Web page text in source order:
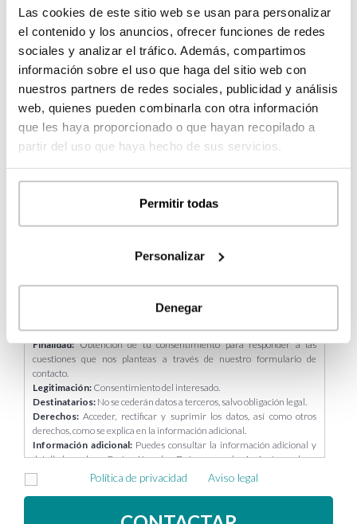
Las cookies de este sitio web se usan para personalizar
el contenido y los anuncios, ofrecer funciones de redes
sociales y analizar el tráfico. Además, compartimos
información sobre el uso que haga del sitio web con
nuestros partners de redes sociales, publicidad y análisis
web, quienes pueden combinarla con otra información
que les haya proporcionado o que hayan recopilado a
partir del uso que haya hecho de sus servicios.
Permitir todas
Personalizar
Denegar
Nombre
Email *
Teléfono *
cliente
Información básica sobre Protección de Datos
Responsable:Casas inHAUS S.L.
Finalidad:Obtención de tu consentimiento para responder a las
cuestiones que nos planteas a través de nuestro formulario de
contacto.
Legitimación: Consentimiento del interesado.
Destinatarios: No se cederán datos a terceros, salvo obligación legal.
Derechos:Acceder, rectificar y suprimir los datos, así como otros
derechos, como se explica en la información adicional.
Información adicional:Puedes consultar la información adicional y
detallada sobre Protección de Datos en el siguiente enlace:
https://casasinhaus.com/ley-de-proteccion-de-datos/
Política de privacidad Aviso legal